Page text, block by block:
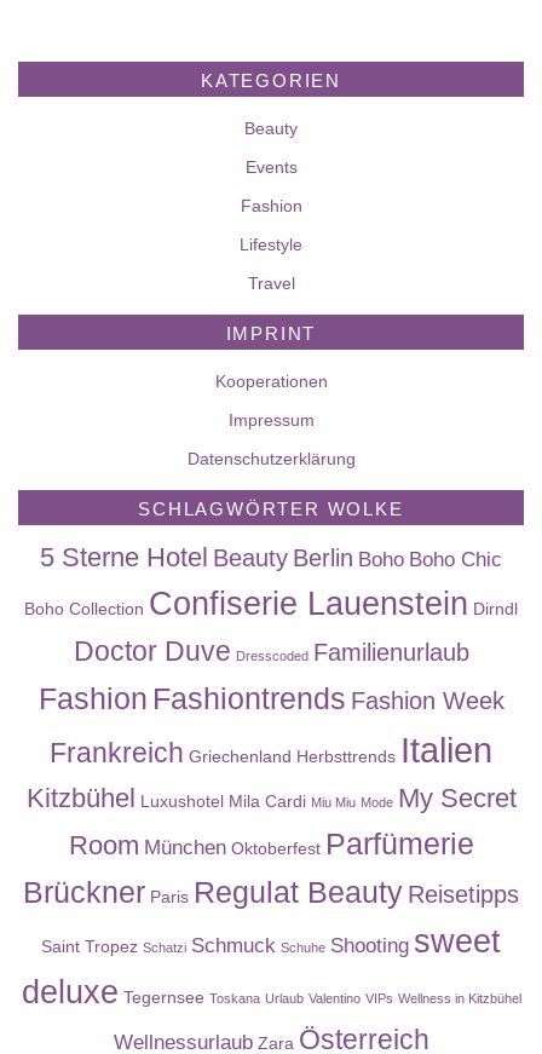
KATEGORIEN
Beauty
Events
Fashion
Lifestyle
Travel
IMPRINT
Kooperationen
Impressum
Datenschutzerklärung
SCHLAGWÖRTER WOLKE
5 Sterne Hotel Beauty Berlin Boho Boho Chic
Boho Collection Confiserie Lauenstein Dirndl
Doctor Duve Dresscoded Familienurlaub
Fashion Fashiontrends Fashion Week
Frankreich Griechenland Herbsttrends Italien
Kitzbühel Luxushotel Mila Cardi Miu Miu Mode My Secret
Room München Oktoberfest Parfümerie
Brückner Paris Regulat Beauty Reisetipps
Saint Tropez Schatzi Schmuck Schuhe Shooting sweet
deluxe Tegernsee Toskana Urlaub Valentino VIPs Wellness in Kitzbühel
Wellnessurlaub Zara Österreich